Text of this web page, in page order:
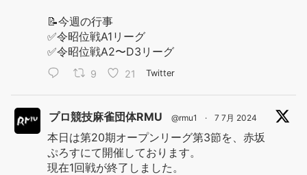
📝今週の行事
✅令昭位戦A1リーグ
✅令昭位戦A2〜D3リーグ
9 21 Twitter
プロ競技麻雀団体RMU @rmu1 · 7 7月 2024
本日は第20期オープンリーグ第3節を、赤坂
ぷろすにて開催しております。
現在1回戦が終了しました。